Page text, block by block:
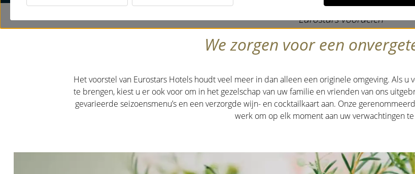
Eurostars voordelen
We zorgen voor een
Het voorstel van Eurostars Hotels houdt veel meer in dan alleen een originele omgeving. Als
te brengen, kiest u er ook voor om in het gezelschap van uw familie en vrienden van ons
gevarieerde seizoensmenu’s en een verzorgde wijn- en cocktailkaart aan. Onze
werk om op elk moment aan uw verwachtingen